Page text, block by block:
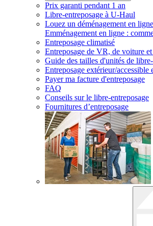
Prix garanti pendant 1 an
Libre-entreposage à U-Haul
Louez un déménagement en
Emménagement en ligne :
Entreposage climatisé
Entreposage de VR, de voiture et
Guide des tailles d'unités de
Entreposage extérieur/accessible
Payer ma facture d'entreposage
FAQ
Conseils sur le libre-entreposage
Fournitures d’entreposage